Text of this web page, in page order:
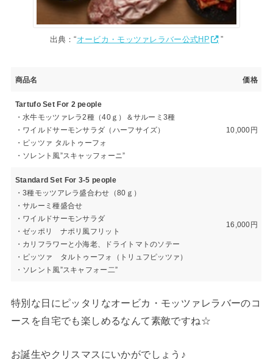
出典：“オービカ・モッツァレラバー公式HP ”
商品名 価格
Tartufo Set For 2 people
・水牛モッツァレラ2種（40ｇ）＆サルーミ3種
・ワイルドサーモンサラダ（ハーフサイズ）
・ピッツァ タルトゥーフォ
・ソレント風”スキャッフォーニ”
10,000円
Standard Set For 3-5 people
・3種モッツアレラ盛合わせ（80ｇ）
・サルーミ種盛合せ
・ワイルドサーモンサラダ
・ゼッポリ ナポリ風フリット
・カリフラワーと小海老、ドライトマトのソテー
・ピッツァ タルトゥーフォ（トリュフピッツァ）
・ソレント風”スキャフォー二”
16,000円
特別な日にピッタリなオービカ・モッツァレラバーのコ
ースを自宅でも楽しめるなんて素敵ですね☆
お誕生やクリスマスにいかがでしょう♪